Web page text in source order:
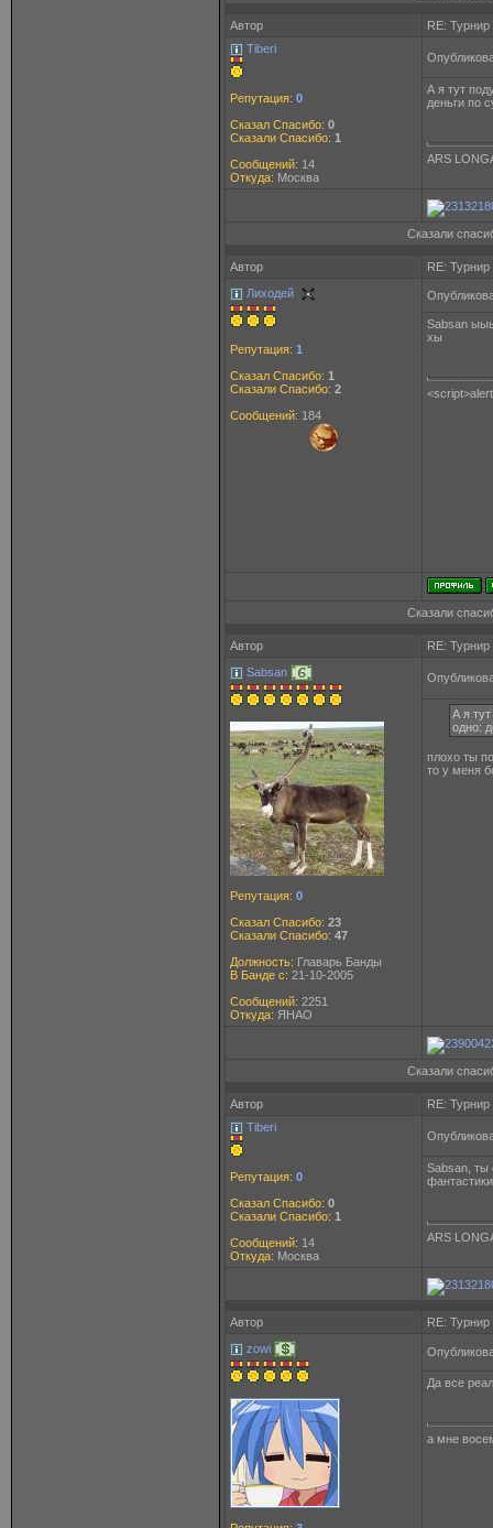
Автор
RE:
Tiberi
Репутация: 0
Сказал Спасибо: 0
Сказали Спасибо: 1
Сообщений: 14
Откуда: Москва
А я тут
деньги по
ARS
Сказали
Автор
RE:
Лиходей
Репутация: 1
Сказал Спасибо: 1
Сказали Спасибо: 2
Сообщений: 184
Sabsan
хы
Сказали
Автор
RE:
Sabsan
Репутация: 0
Сказал Спасибо: 23
Сказали Спасибо: 47
Должность: Главарь Банды
В Банде с: 21-10-2005
Сообщений: 2251
Откуда: ЯНАО
А я
одно:
плохо ты
то у меня
Сказали
Автор
RE:
Tiberi
Репутация: 0
Сказал Спасибо: 0
Сказали Спасибо: 1
Сообщений: 14
Откуда: Москва
Sabsan, ты
фантастики
ARS
Автор
RE:
zowi
Да все
а мне